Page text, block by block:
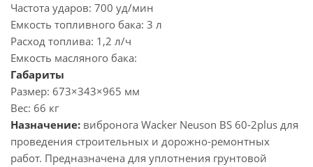
Частота ударов: 700 уд/мин
Емкость топливного бака: 3 л
Расход топлива: 1,2 л/ч
Емкость масляного бака:
Габариты
Размер: 673×343×965 мм
Вес: 66 кг
Назначение: вибронога Wacker Neuson BS 60-2plus для
проведения строительных и дорожно-ремонтных
работ. Предназначена для уплотнения грунтовой